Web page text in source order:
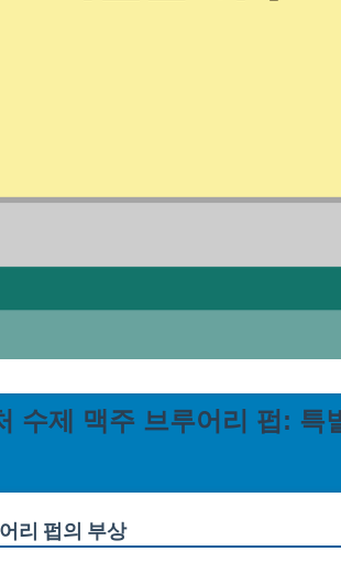
수제 맥주 브루어리 펍: 특
리 펍의 부상